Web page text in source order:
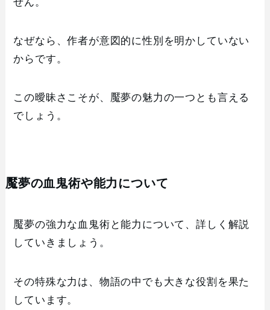
なぜなら、作者が意図的に性別を明かしていない
からです。
この曖昧さこそが、魘夢の魅力の一つとも言える
でしょう。
魘夢の血鬼術や能力について
魘夢の強力な血鬼術と能力について、詳しく解説
していきましょう。
その特殊な力は、物語の中でも大きな役割を果た
しています。